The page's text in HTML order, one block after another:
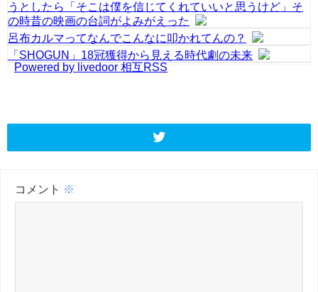
うとしたら「そこは僕を信じてくれていいと思うけど」そ
の時昔の映画の台詞がよみがえった
呂布カルマってなんでこんなに叩かれてんの？
「SHOGUN」18冠獲得から見える時代劇の未来
Powered by livedoor 相互RSS
コメント ※